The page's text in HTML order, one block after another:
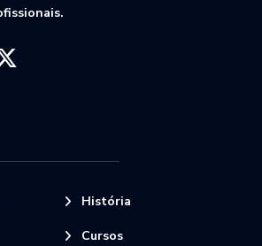
História
Cursos